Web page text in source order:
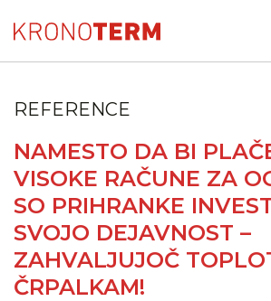
REFERENCE
NAMESTO DA BI
VISOKE RAČUNE ZA
SO PRIHRANKE
SVOJO DEJAVNOST –
ZAHVALJUJOČ
ČRPALKAM!